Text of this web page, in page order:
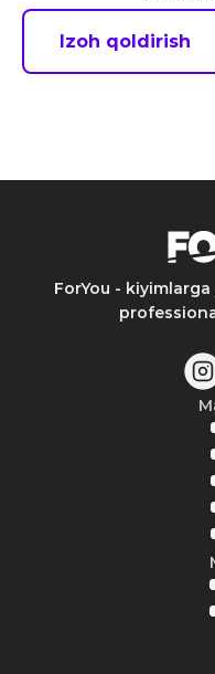
Izoh qoldirish
ForYou -